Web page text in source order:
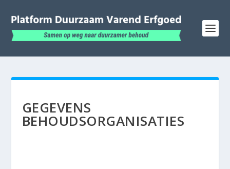
GEGEVENS
BEHOUDSORGANISATIES